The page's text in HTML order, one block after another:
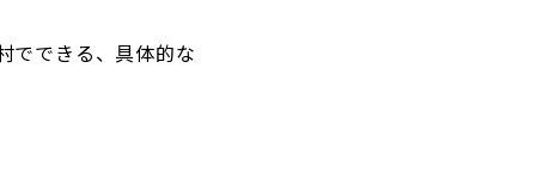
でできる、具体的な